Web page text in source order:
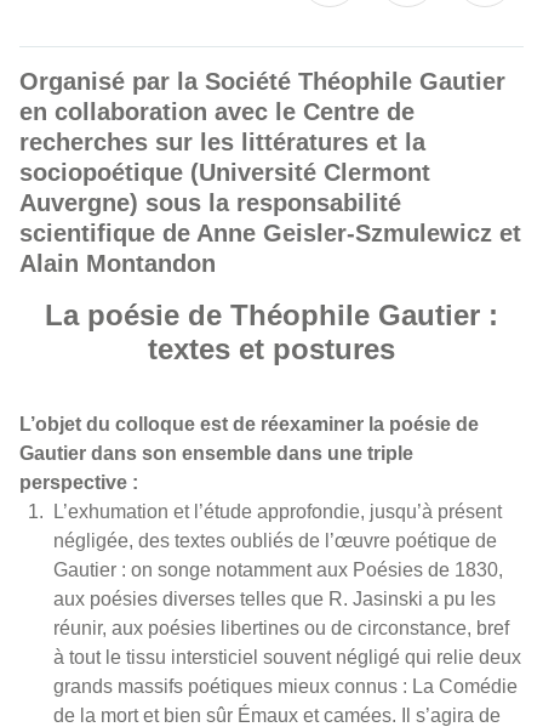
Organisé par la Société Théophile Gautier
en collaboration avec le Centre de
recherches sur les littératures et la
sociopoétique (Université Clermont
Auvergne) sous la responsabilité
scientifique de Anne Geisler-Szmulewicz et
Alain Montandon
La poésie de Théophile Gautier :
textes et postures
L’objet du colloque est de réexaminer la poésie de
Gautier dans son ensemble dans une triple
perspective :
L’exhumation et l’étude approfondie, jusqu’à présent
négligée, des textes oubliés de l’œuvre poétique de
Gautier : on songe notamment aux Poésies de 1830,
aux poésies diverses telles que R. Jasinski a pu les
réunir, aux poésies libertines ou de circonstance, bref
à tout le tissu intersticiel souvent négligé qui relie deux
grands massifs poétiques mieux connus : La Comédie
de la mort et bien sûr Émaux et camées. Il s’agira de